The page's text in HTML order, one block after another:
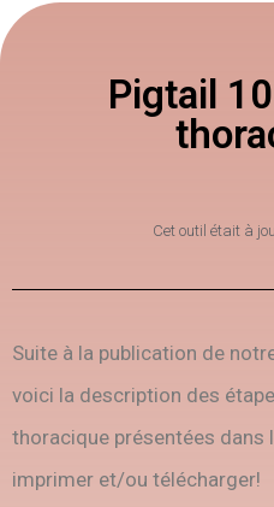
Pigtail
Cet outil était à
Suite à la publication de
voici la description des
thoracique présentées dans
imprimer et/ou télécharger!